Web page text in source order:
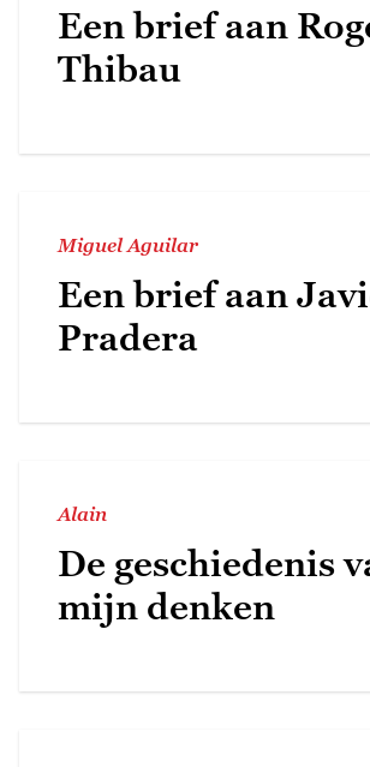
Een brief aan
Thibau
Miguel Aguilar
Een brief aan
Pradera
Alain
De geschiedenis
mijn denken